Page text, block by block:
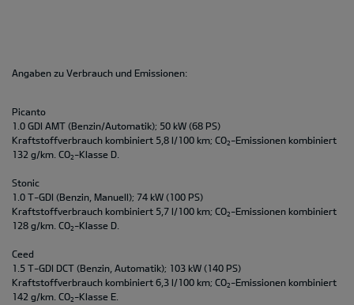
Angaben zu Verbrauch und Emissionen:
Picanto
1.0 GDI AMT (Benzin/Automatik); 50 kW (68 PS)
Kraftstoffverbrauch kombiniert 5,8 l/100 km; CO2 -Emissionen kombiniert
132 g/km. CO2 -Klasse D.
Stonic
1.0 T-GDI (Benzin, Manuell); 74 kW (100 PS)
Kraftstoffverbrauch kombiniert 5,7 l/100 km; CO2 -Emissionen kombiniert
128 g/km. CO2 -Klasse D.
Ceed
1.5 T-GDI DCT (Benzin, Automatik); 103 kW (140 PS)
Kraftstoffverbrauch kombiniert 6,3 l/100 km; CO2 -Emissionen kombiniert
142 g/km. CO2 -Klasse E.